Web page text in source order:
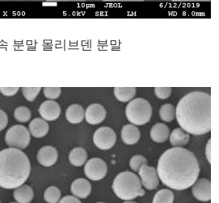
분말 몰리브덴 분말